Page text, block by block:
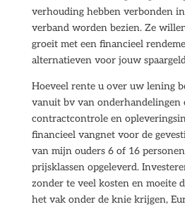
verhouding hebben verbonden
verband worden bezien. Ze
groeit met een financieel
alternatieven voor jouw
Hoeveel rente u over uw lening
vanuit bv van onderhandelingen
contractcontrole en
financieel vangnet voor de
van mijn ouders 6 of 16
prijsklassen opgeleverd.
zonder te veel kosten en moeite
het vak onder de knie krijgen,